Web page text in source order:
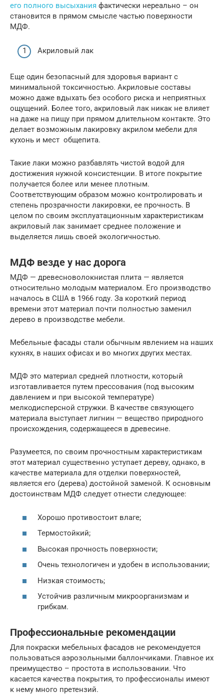
его полного высыхания фактически нереально – он
становится в прямом смысле частью поверхности
МДФ.
Акриловый лак
Еще один безопасный для здоровья вариант с
минимальной токсичностью. Акриловые составы
можно даже вдыхать без особого риска и неприятных
ощущений. Более того, акриловый лак никак не влияет
на даже на пищу при прямом длительном контакте. Это
делает возможным лакировку акрилом мебели для
кухонь и мест общепита.
Такие лаки можно разбавлять чистой водой для
достижения нужной консистенции. В итоге покрытие
получается более или менее плотным.
Соответствующим образом можно контролировать и
степень прозрачности лакировки, ее прочность. В
целом по своим эксплуатационным характеристикам
акриловый лак занимает среднее положение и
выделяется лишь своей экологичностью.
МДФ везде у нас дорога
МДФ — древесноволокнистая плита — является
относительно молодым материалом. Его производство
началось в США в 1966 году. За короткий период
времени этот материал почти полностью заменил
дерево в производстве мебели.
Мебельные фасады стали обычным явлением на наших
кухнях, в наших офисах и во многих других местах.
МДФ это материал средней плотности, который
изготавливается путем прессования (под высоким
давлением и при высокой температуре)
мелкодисперсной стружки. В качестве связующего
материала выступает лигнин — вещество природного
происхождения, содержащееся в древесине.
Разумеется, по своим прочностным характеристикам
этот материал существенно уступает дереву, однако, в
качестве материала для отделки поверхностей,
является его (дерева) достойной заменой. К основным
достоинствам МДФ следует отнести следующее:
Хорошо противостоит влаге;
Термостойкий;
Высокая прочность поверхности;
Очень технологичен и удобен в использовании;
Низкая стоимость;
Устойчив различным микроорганизмам и
грибкам.
Профессиональные рекомендации
Для покраски мебельных фасадов не рекомендуется
пользоваться аэрозольными баллончиками. Главное их
преимущество – простота в использовании. Что
касается качества покрытия, то профессионалы имеют
к нему много претензий.